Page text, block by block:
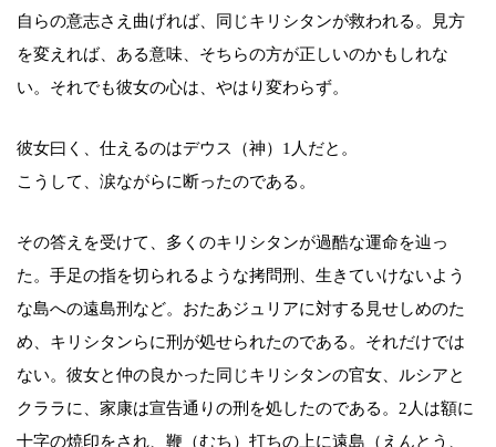
自らの意志さえ曲げれば、同じキリシタンが救われる。見方
を変えれば、ある意味、そちらの方が正しいのかもしれな
い。それでも彼女の心は、やはり変わらず。
彼女曰く、仕えるのはデウス（神）1人だと。
こうして、涙ながらに断ったのである。
その答えを受けて、多くのキリシタンが過酷な運命を辿っ
た。手足の指を切られるような拷問刑、生きていけないよう
な島への遠島刑など。おたあジュリアに対する見せしめのた
め、キリシタンらに刑が処せられたのである。それだけでは
ない。彼女と仲の良かった同じキリシタンの官女、ルシアと
クララに、家康は宣告通りの刑を処したのである。2人は額に
十字の焼印をされ、鞭（むち）打ちの上に遠島（えんとう、